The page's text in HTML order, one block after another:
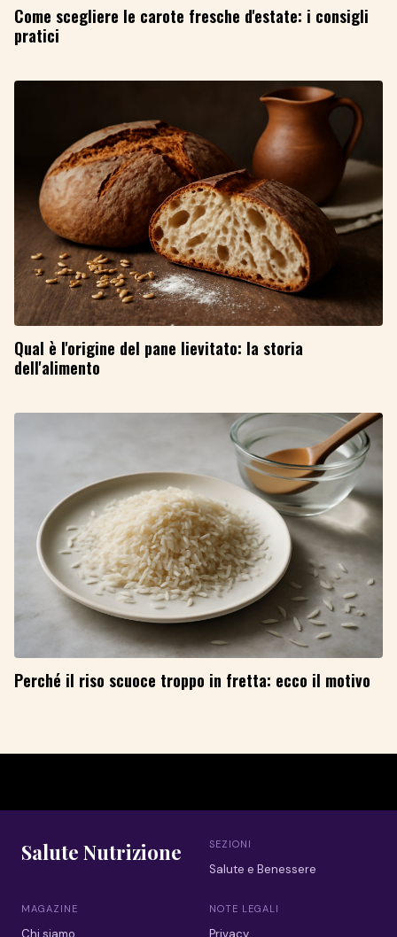
Come scegliere le carote fresche d'estate: i consigli
pratici
Qual è l'origine del pane lievitato: la storia
dell'alimento
Perché il riso scuoce troppo in fretta: ecco il motivo
Salute Nutrizione SEZIONI
Salute e Benessere
MAGAZINE NOTE LEGALI